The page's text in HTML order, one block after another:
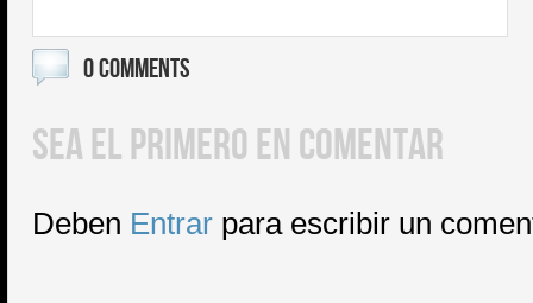
0 COMMENTS
SEA EL PRIMERO EN COMENTAR
Deben Entrar para escribir un